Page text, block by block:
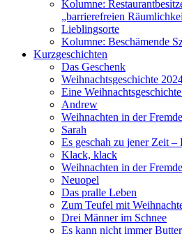
Kolumne:
„barrierefreien
Lieblingsorte
Kolumne: Beschämende
Kurzgeschichten
Das Geschenk
Weihnachtsgeschichte
Eine
Andrew
Weihnachten in der
Sarah
Es geschah zu jener Zeit –
Klack, klack
Weihnachten in der
Neuopel
Das pralle Leben
Zum Teufel mit
Drei Männer im Schnee
Es kann nicht immer